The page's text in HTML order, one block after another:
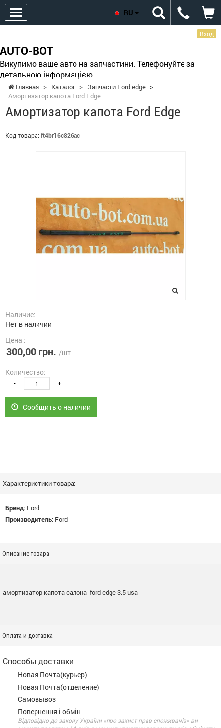
Вход
AUTO-BOT
Викупимо ваше авто на запчастини. Телефонуйте за
детальною інформацією
RU
Главная > Каталог > Запчасти Ford edge >
Амортизатор капота Ford Edge
Амортизатор капота Ford Edge
Код товара: ft4br16c826ac
Наличие:
Нет в наличии
Цена :
300,00 грн. /шт
Количество:
- +
Сообщить о наличии
Характеристики товара:
Бренд: Ford
Производитель: Ford
Описание товара
амортизатор капота салона ford edge 3.5 usa
Оплата и доставка
Способы доставки
Новая Почта(курьер)
Новая Почта(отделение)
Самовывоз
Повернення і обмін
Відповідно до закону України «про захист прав споживачів» ви